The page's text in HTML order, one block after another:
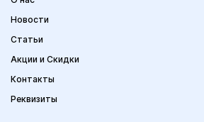
Новости
Статьи
Акции и Скидки
Контакты
Реквизиты